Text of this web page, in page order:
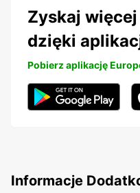
Zyskaj
dzięki
Pobierz aplikację
Informacje